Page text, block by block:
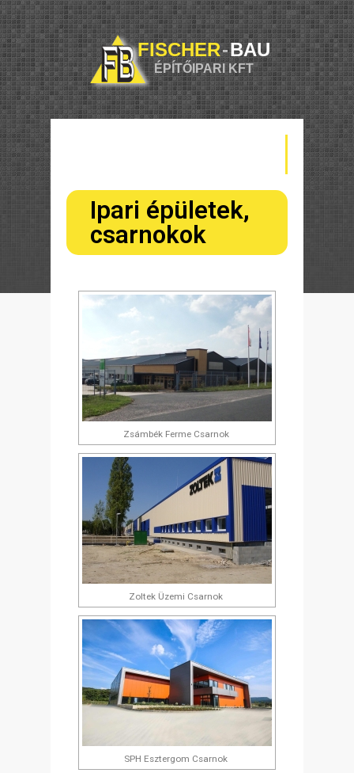
FISCHER-BAU
ÉPÍTŐIPARI KFT
Ipari épületek,
csarnokok
Zsámbék Ferme Csarnok
Zoltek Üzemi Csarnok
SPH Esztergom Csarnok